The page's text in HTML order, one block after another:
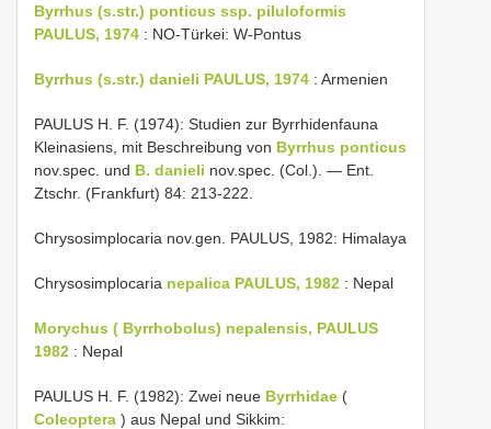
Byrrhus (s.str.) ponticus ssp. piluloformis
PAULUS, 1974 : NO-Türkei: W-Pontus
Byrrhus (s.str.) danieli PAULUS, 1974 : Armenien
PAULUS H. F. (1974): Studien zur Byrrhidenfauna
Kleinasiens, mit Beschreibung von Byrrhus ponticus
nov.spec. und B. danieli nov.spec. (Col.). — Ent.
Ztschr. (Frankfurt) 84: 213-222.
Chrysosimplocaria nov.gen. PAULUS, 1982: Himalaya
Chrysosimplocaria nepalica PAULUS, 1982 : Nepal
Morychus ( Byrrhobolus) nepalensis, PAULUS
1982 : Nepal
PAULUS H. F. (1982): Zwei neue Byrrhidae (
Coleoptera ) aus Nepal und Sikkim: